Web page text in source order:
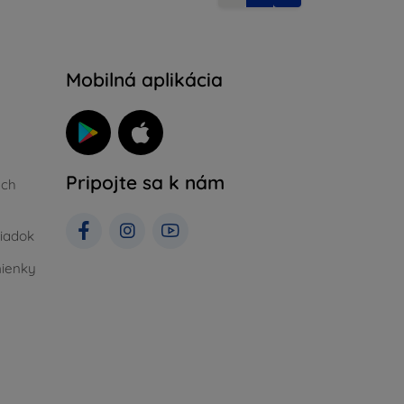
Mobilná aplikácia
Pripojte sa k nám